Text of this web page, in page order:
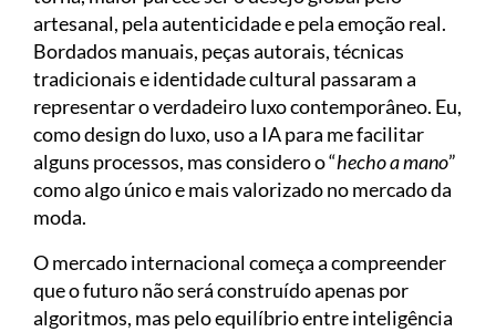
artesanal, pela autenticidade e pela emoção real.
Bordados manuais, peças autorais, técnicas
tradicionais e identidade cultural passaram a
representar o verdadeiro luxo contemporâneo. Eu,
como design do luxo, uso a IA para me facilitar
alguns processos, mas considero o “hecho a mano”
como algo único e mais valorizado no mercado da
moda.
O mercado internacional começa a compreender
que o futuro não será construído apenas por
algoritmos, mas pelo equilíbrio entre inteligência